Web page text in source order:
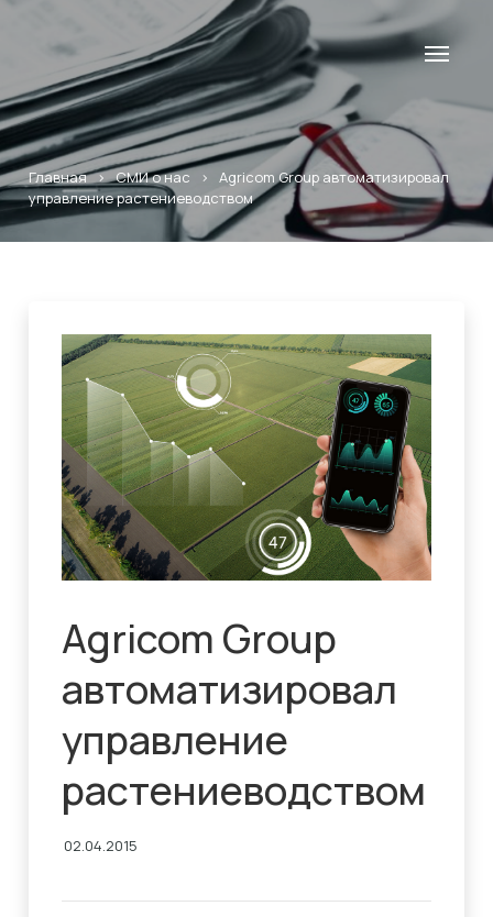
Главная>СМИ о нас >Agricom Group автоматизировал
управление растениеводством
Agricom Group
автоматизировал
управление
растениеводством
02.04.2015